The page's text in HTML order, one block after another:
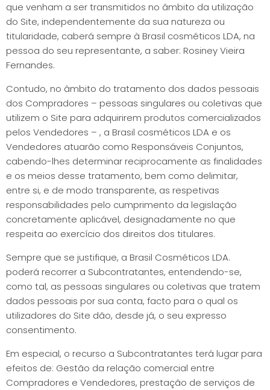
que venham a ser transmitidos no âmbito da utilização
do Site, independentemente da sua natureza ou
titularidade, caberá sempre à Brasil cosméticos LDA, na
pessoa do seu representante, a saber: Rosiney Vieira
Fernandes.
Contudo, no âmbito do tratamento dos dados pessoais
dos Compradores – pessoas singulares ou coletivas que
utilizem o Site para adquirirem produtos comercializados
pelos Vendedores – , a Brasil cosméticos LDA e os
Vendedores atuarão como Responsáveis Conjuntos,
cabendo-lhes determinar reciprocamente as finalidades
e os meios desse tratamento, bem como delimitar,
entre si, e de modo transparente, as respetivas
responsabilidades pelo cumprimento da legislação
concretamente aplicável, designadamente no que
respeita ao exercício dos direitos dos titulares.
Sempre que se justifique, a Brasil Cosméticos LDA.
poderá recorrer a Subcontratantes, entendendo-se,
como tal, as pessoas singulares ou coletivas que tratem
dados pessoais por sua conta, facto para o qual os
utilizadores do Site dão, desde já, o seu expresso
consentimento.
Em especial, o recurso a Subcontratantes terá lugar para
efeitos de: Gestão da relação comercial entre
Compradores e Vendedores, prestação de serviços de